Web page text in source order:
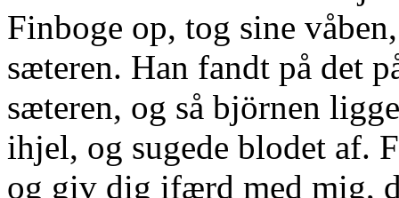
Finboge op, tog sine
sæteren. Han fandt på det
sæteren, og så björnen
ihjel, og sugede blodet af.
og giv dig ifærd med mig,